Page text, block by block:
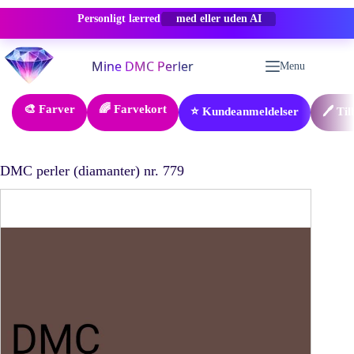
Personligt lærred -50% RABAT
Fortsæt
til
indhold
Menu
🎨 Farver 🌈 Farvekort ⭐ Kundeanmeldelser 🖊️
DMC perler (diamanter) nr. 779